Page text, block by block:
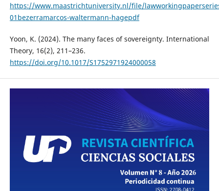
https://www.maastrichtuniversity.nl/file/
01bezerramarcos-waltermann-hagepdf
Yoon, K. (2024). The many faces of sovereignty. International
Theory, 16(2), 211–236.
https://doi.org/10.1017/S1752971924000058